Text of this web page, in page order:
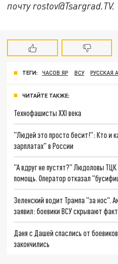
почту rostov@Tsargrad.ТV.
ТЕГИ: ЧАСОВ ЯР ВСУ РУССКАЯ
ЧИТАЙТЕ ТАКЖЕ:
Технофашисты XXI века
"Людей это просто бесит!": Кто и
зарплатах" в России
"А вдруг не пустят?" Людоловы
помощь. Оператор отказал
Зеленский водит Трампа "за нос".
заявил: боевики ВСУ скрывают
Даня с Дашей спаслись от
закончились